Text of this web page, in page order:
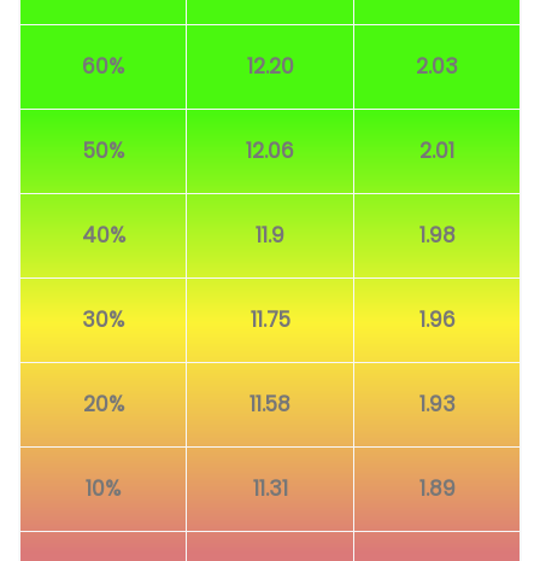
60% 12.20 2.03
50% 12.06 2.01
40% 11.9 1.98
30% 11.75 1.96
20% 11.58 1.93
10% 11.31 1.89